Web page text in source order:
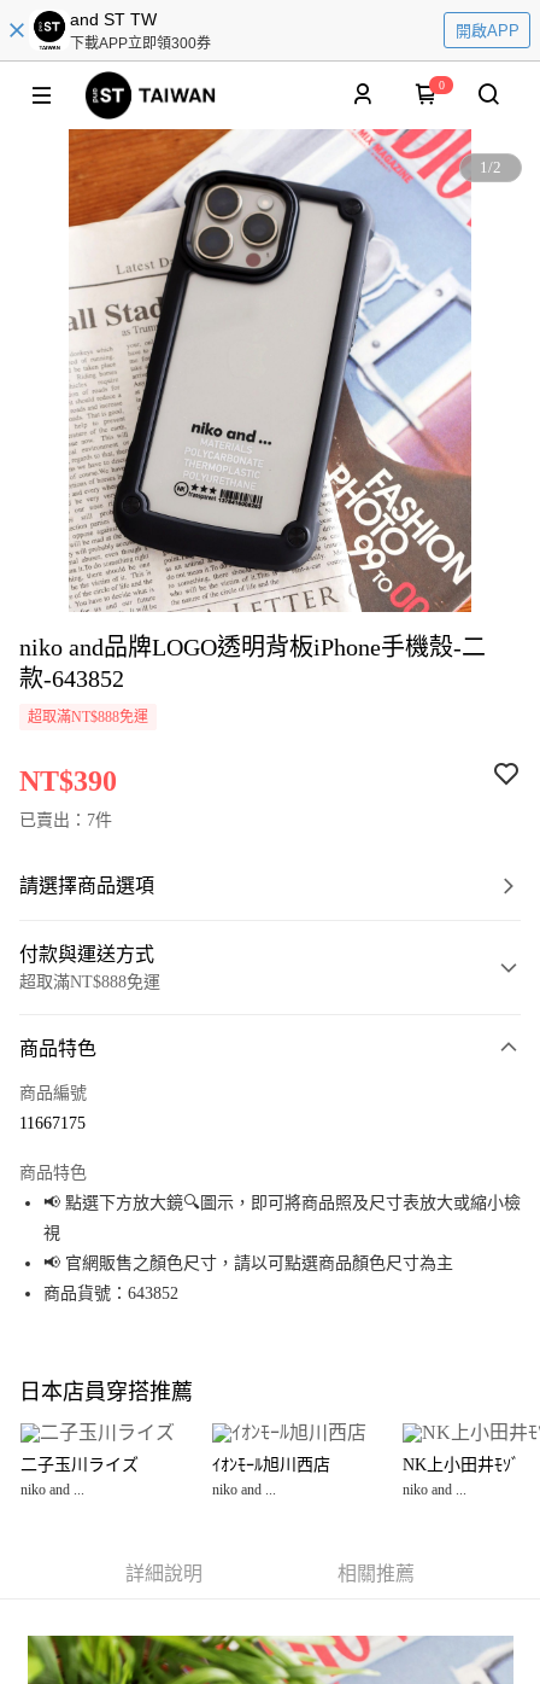
and ST TW
下載APP立即領300券
開啟APP
0
1/2
niko and品牌LOGO透明背板iPhone手機殼-二
款-643852
超取滿NT$888免運
NT$390
已賣出：7件
請選擇商品選項
付款與運送方式
超取滿NT$888免運
信用卡一次付款
Apple Pay
街口支付
悠遊付
全盈+PAY
大哥付你分期
【大哥付你分期使用說明】
1.本服務由台灣大哥大提供，台灣大哥大用戶可立即使用無須另外申請。
3.實際核准額度、可分期數及費用金額請依後續交易確認頁面所載為準。
法說明評估內容。
【繳款方式說明】
AFTEE先享後付
AFTEE先享後付是「在收到商品之後才付款」的支付方式。 讓您購物簡單便
２．便利：只要手機號碼，簡訊認證，即可結帳。
３．安心：先確認商品／服務後，再付款。
每筆NT$80，滿NT$888(含以上)免運費
商品特色
商品編號
11667175
商品特色
📢 點選下方放大鏡🔍圖示，即可將商品照及尺寸表放大或縮小檢
視
📢 官網販售之顏色尺寸，請以可點選商品顏色尺寸為主
商品貨號：643852
日本店員穿搭推薦
二子玉川ライズ
niko and ...
ｲｵﾝﾓｰﾙ旭川西店
niko and ...
NK上小田井ﾓｿﾞ
niko and ...
詳細說明 相關推薦